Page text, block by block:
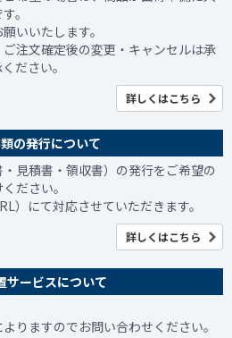
。
いいたします。
注文確定後の変更・キャンセルは承
ださい。
詳しくはこちら
の発行について
見積書・領収書）の発行をご希望の
ださい。
）にて対応させていただきます。
詳しくはこちら
サービスについて
りますのでお問い合わせください。